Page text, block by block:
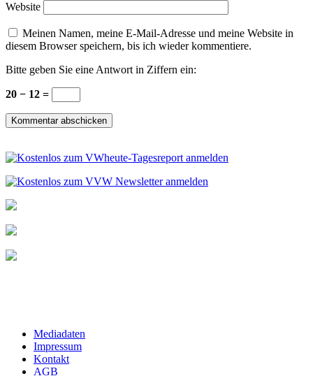
Website
Meinen Namen, meine E-Mail-Adresse und meine Website in
diesem Browser speichern, bis ich wieder kommentiere.
Bitte geben Sie eine Antwort in Ziffern ein:
20 − 12 =
Mediadaten
Impressum
Kontakt
AGB